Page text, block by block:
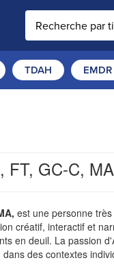
TDAH EMDR
FT, GC-C, MA
est une personne
créatif, interactif et
en deuil. La passion
des contextes